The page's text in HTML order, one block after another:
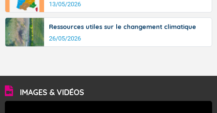
13/05/2026
Ressources utiles sur le changement climatique
26/05/2026
IMAGES & VIDÉOS